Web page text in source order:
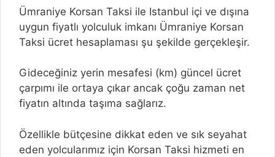
Ümraniye Korsan Taksi ile Istanbul içi ve dışına
uygun fiyatlı yolculuk imkanı Ümraniye Korsan
Taksi ücret hesaplaması şu şekilde gerçekleşir.
Gideceğiniz yerin mesafesi (km) güncel ücret
çarpımı ile ortaya çıkar ancak çoğu zaman net
fiyatın altında taşıma sağlarız.
Özellikle bütçesine dikkat eden ve sık seyahat
eden yolcularımız için Korsan Taksi hizmeti en